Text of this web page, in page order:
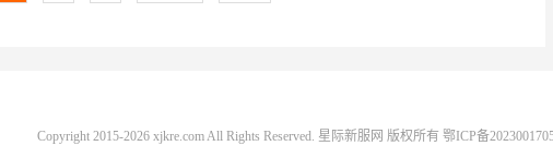
Copyright 2015-2026 xjkre.com All Rights Reserved. 星际新服网 版权所有 鄂ICP备